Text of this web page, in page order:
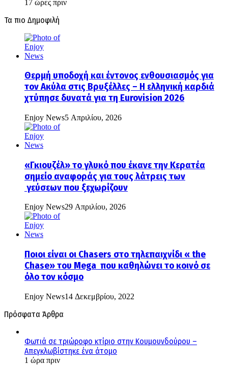
17 ώρες πριν
Τα πιο Δημοφιλή
Θερμή υποδοχή και έντονος ενθουσιασμός για
τον Ακύλα στις Βρυξέλλες – Η ελληνική καρδιά
χτύπησε δυνατά για τη Eurovision 2026
Enjoy News5 Απριλίου, 2026
«Γκιουζέλ» το γλυκό που έκανε την Κερατέα
σημείο αναφοράς για τους λάτρεις των
γεύσεων που ξεχωρίζουν
Enjoy News29 Απριλίου, 2026
Ποιοι είναι οι Chasers στο τηλεπαιχνίδι « the
Chase» του Mega που καθηλώνει το κοινό σε
όλο τον κόσμο
Enjoy News14 Δεκεμβρίου, 2022
Πρόσφατα Άρθρα
Φωτιά σε τριώροφο κτίριο στην Κουμουνδούρου –
Απεγκλωβίστηκε ένα άτομο
1 ώρα πριν